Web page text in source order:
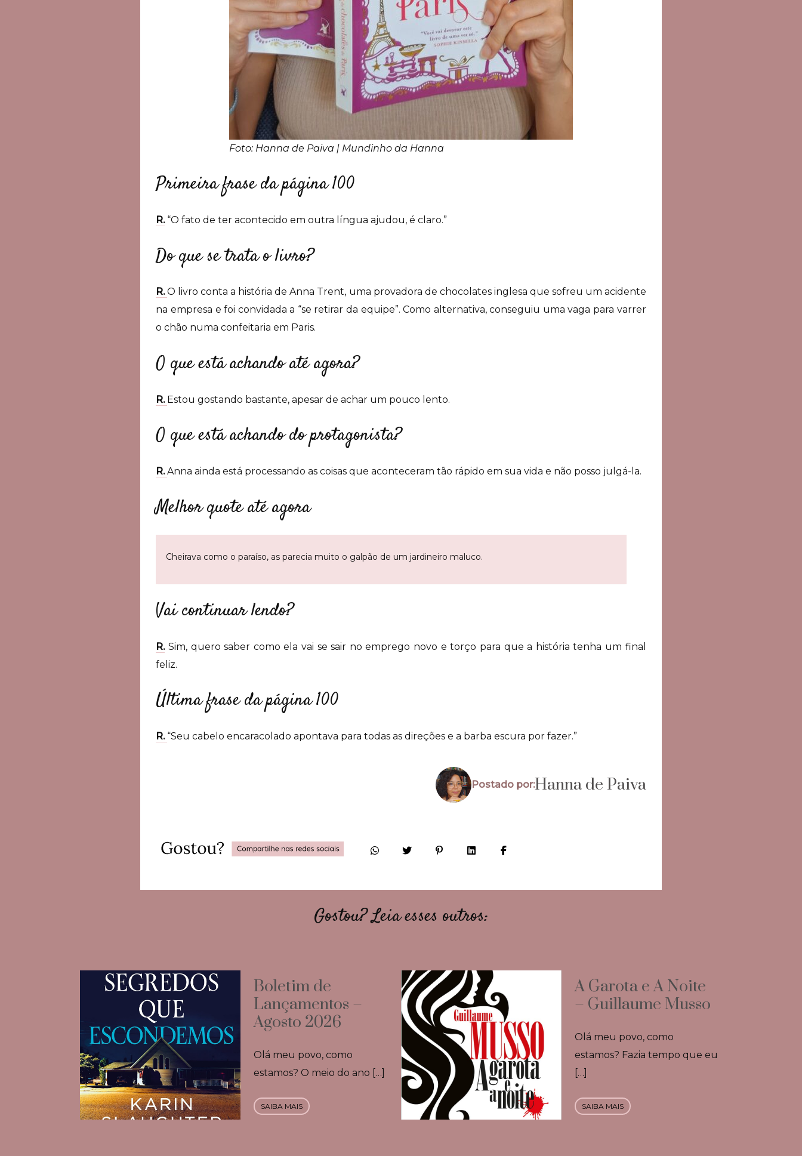
Foto: Hanna de Paiva | Mundinho da Hanna
Primeira frase da página 100
R.“O fato de ter acontecido em outra língua ajudou, é claro.”
Do que se trata o livro?
R.O livro conta a história de Anna Trent, uma provadora de chocolates inglesa que sofreu um acidente
na empresa e foi convidada a “se retirar da equipe”. Como alternativa, conseguiu uma vaga para varrer
o chão numa confeitaria em Paris.
O que está achando até agora?
R. Estou gostando bastante, apesar de achar um pouco lento.
O que está achando do protagonista?
R.Anna ainda está processando as coisas que aconteceram tão rápido em sua vida e não posso julgá-la.
Melhor quote até agora
Cheirava como o paraíso, as parecia muito o galpão de um jardineiro maluco.
Vai continuar lendo?
R.Sim, quero saber como ela vai se sair no emprego novo e torço para que a história tenha um final
feliz.
Última frase da página 100
R. “Seu cabelo encaracolado apontava para todas as direções e a barba escura por fazer.”
Postado por:Hanna de Paiva
Gostou? Leia esses outros:
Boletim de
Lançamentos –
Agosto 2026
Olá meu povo, como
estamos? O meio do ano […]
SAIBA MAIS
A Garota e A Noite
– Guillaume Musso
Olá meu povo, como
estamos? Fazia tempo que eu
[…]
SAIBA MAIS